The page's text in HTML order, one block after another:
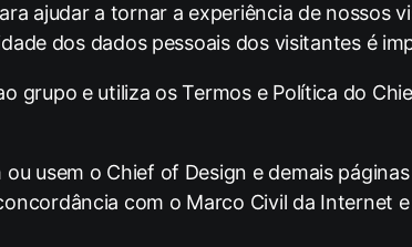
ajudar a tornar a experiência de nossos
dos dados pessoais dos visitantes é
grupo e utiliza os Termos e Política do
usem o Chief of Design e demais
com o Marco Civil da Internet